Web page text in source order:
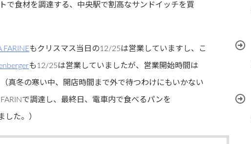
で食材を調達する、中央駅で割高なサンドイッチを買
FARINEもクリスマス当日の12/25は営業していますし、こ
も12/25は営業していましたが、営業開始時間は
真冬の寒い中、開店時間まで外で待つわけにもいかない
で調達し、最終日、電車内で食べるパンを
した。）